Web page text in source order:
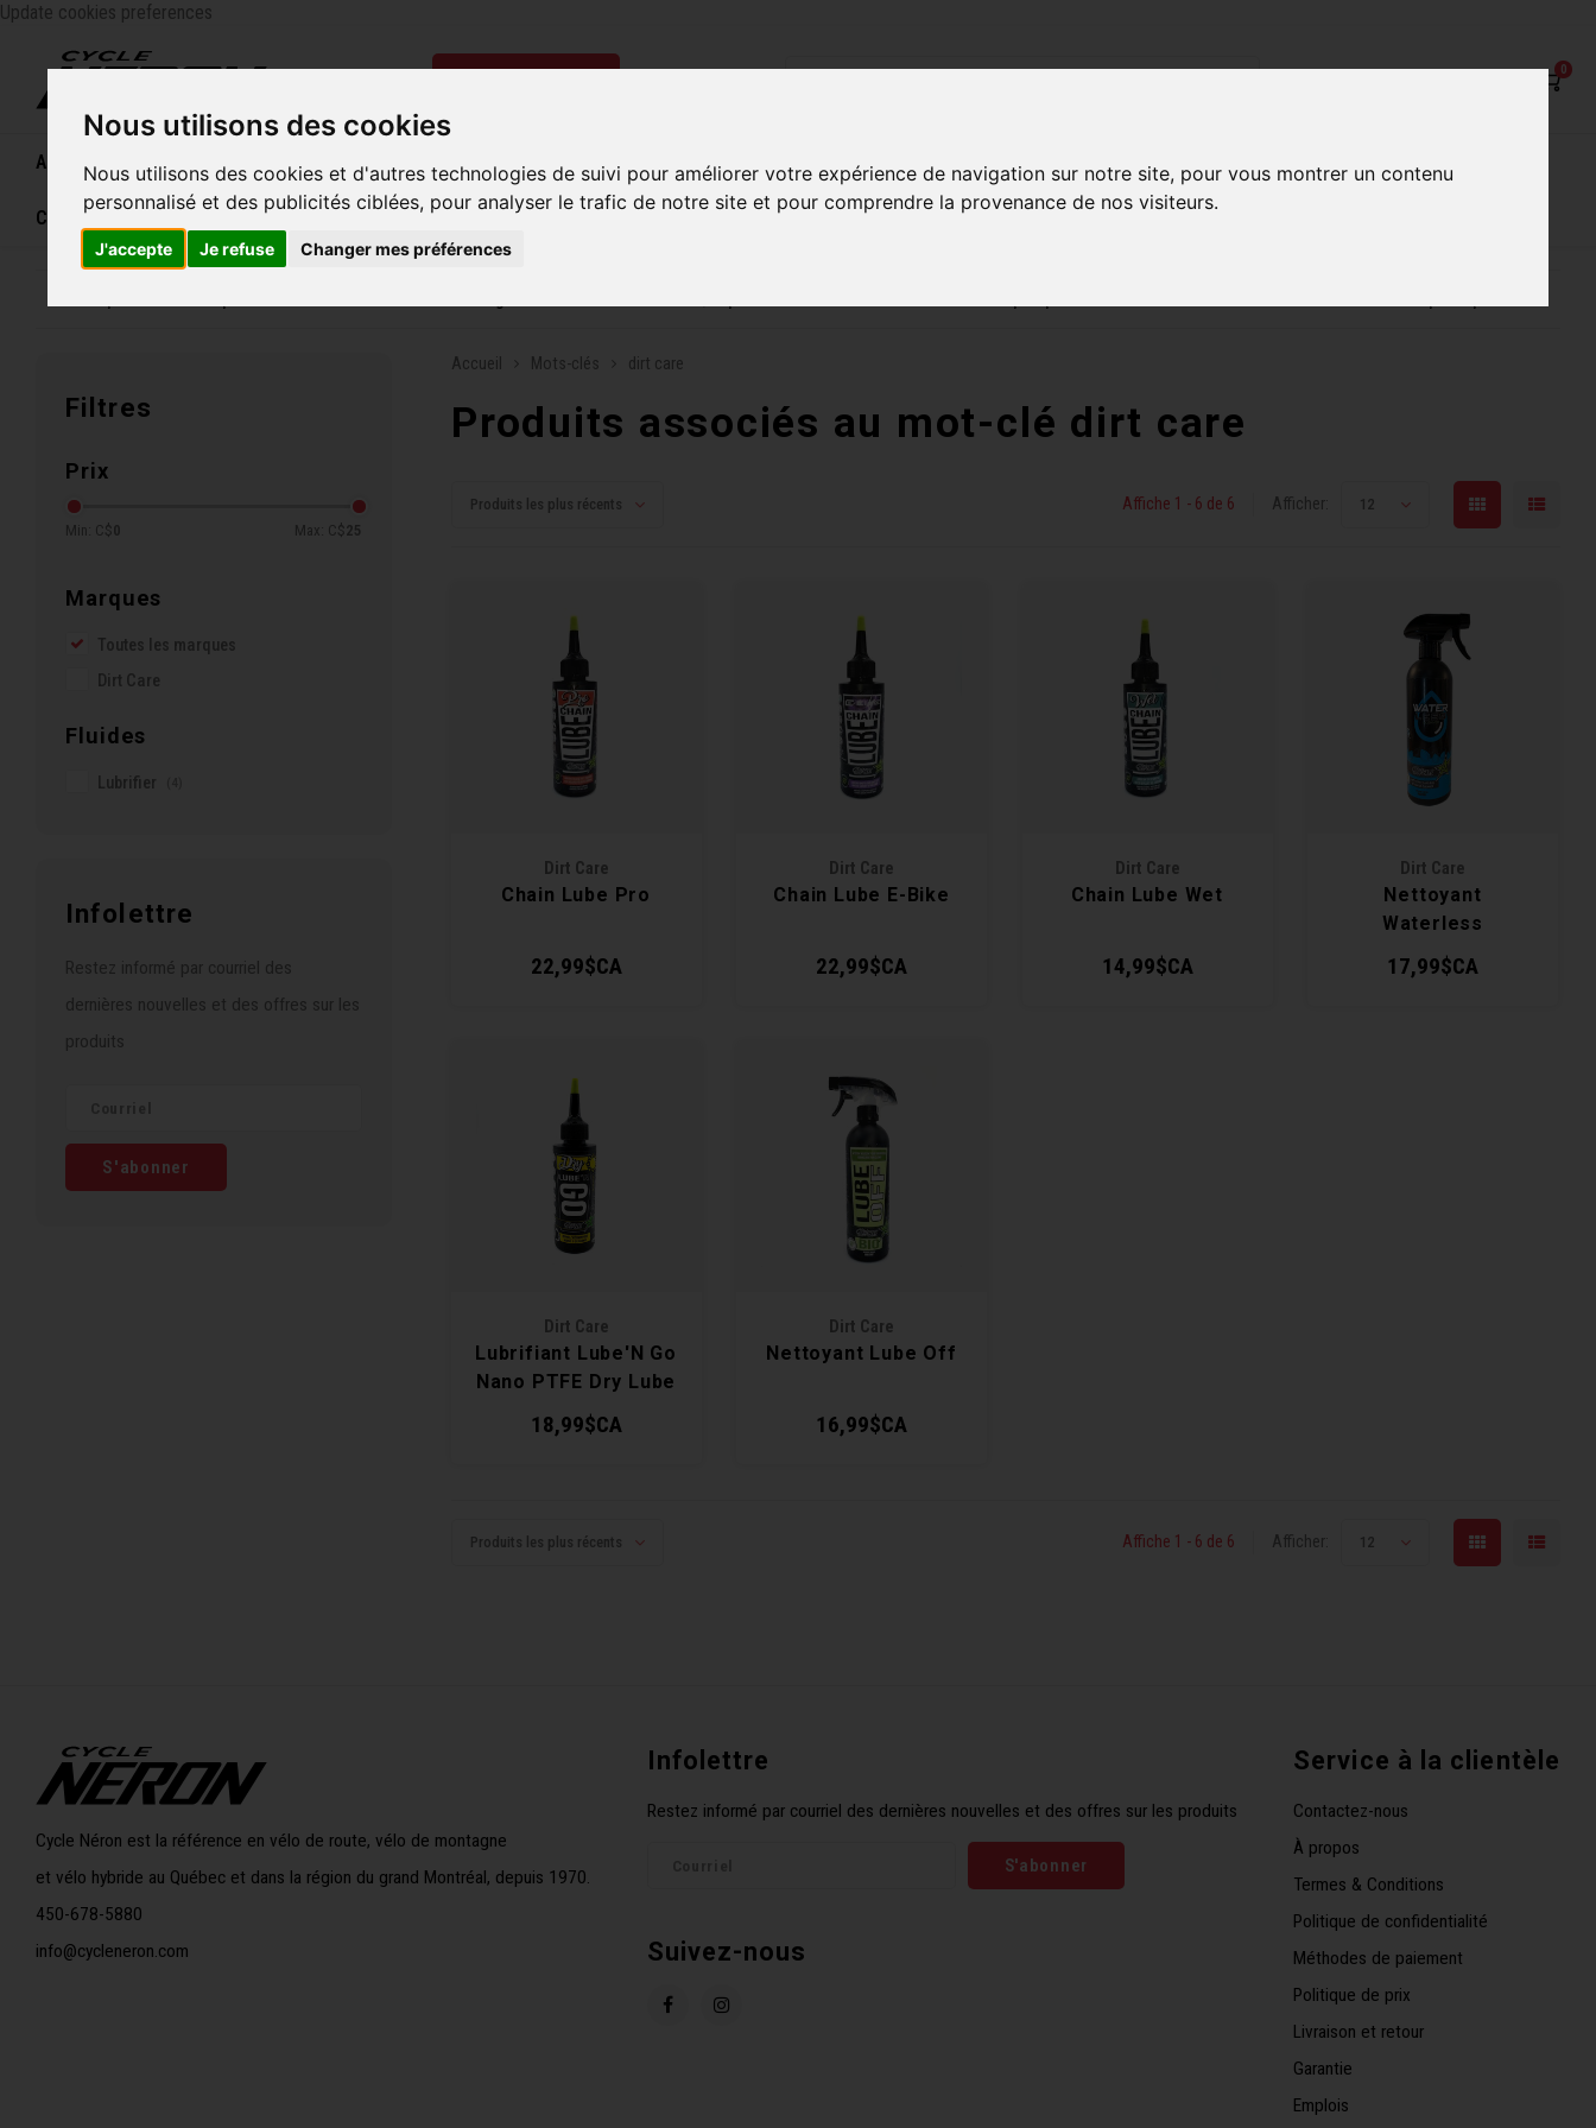
Nous utilisons des cookies
Nous utilisons des cookies et d'autres technologies de suivi pour améliorer votre expérience de navigation sur notre site, pour vous montrer un contenu
personnalisé et des publicités ciblées, pour analyser le trafic de notre site et pour comprendre la provenance de nos visiteurs.
J'accepte Je refuse Changer mes préférences
Update cookies preferences
0
Accueil Vélos Souliers Casques Femme Homme Accessoires Composantes Liquidation Nos Services
Carte cadeau
Filtres
Prix
Min: C$ 0 Max: C$ 25
Marques
Toutes les marques
Dirt Care
Fluides
Lubrifier
Infolettre
Restez informé par courriel des
dernières nouvelles et des offres sur les
produits
S'abonner
Accueil Mots-clés dirt care
Produits associés au mot-clé dirt care
Produits les plus récents Affiche 1 - 6 de 6 Afficher: 12
Dirt Care
Chain Lube Pro
22,99$CA
Dirt Care
Chain Lube E-Bike
22,99$CA
Dirt Care
Chain Lube Wet
14,99$CA
Dirt Care
Nettoyant
Waterless
17,99$CA
Dirt Care
Lubrifiant Lube'N Go
Nano PTFE Dry Lube
18,99$CA
Dirt Care
Nettoyant Lube Off
16,99$CA
Produits les plus récents Affiche 1 - 6 de 6 Afficher: 12
Cycle Néron est la référence en vélo de route, vélo de montagne
et vélo hybride au Québec et dans la région du grand Montréal, depuis 1970.
450-678-5880
info@cycleneron.com
Infolettre
Restez informé par courriel des dernières nouvelles et des offres sur les produits
S'abonner
Suivez-nous
Service à la clientèle
Contactez-nous
À propos
Termes & Conditions
Politique de confidentialité
Méthodes de paiement
Politique de prix
Livraison et retour
Garantie
Emplois